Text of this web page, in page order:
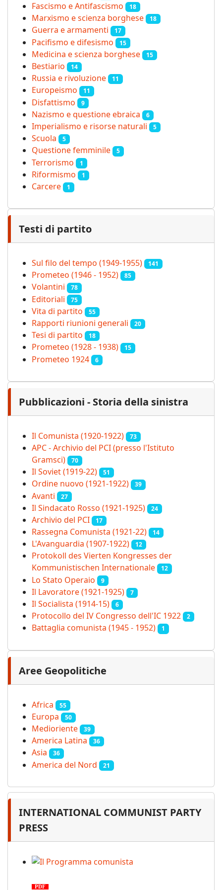
Fascismo e Antifascismo 18
Marxismo e scienza borghese 18
Guerra e armamenti 17
Pacifismo e difesismo 15
Medicina e scienza borghese 15
Bestiario 14
Russia e rivoluzione 11
Europeismo 11
Disfattismo 9
Nazismo e questione ebraica 6
Imperialismo e risorse naturali 5
Scuola 5
Questione femminile 5
Terrorismo 1
Riformismo 1
Carcere 1
Testi di partito
Sul filo del tempo (1949-1955) 141
Prometeo (1946 - 1952) 85
Volantini 78
Editoriali 75
Vita di partito 55
Rapporti riunioni generali 20
Tesi di partito 18
Prometeo (1928 - 1938) 15
Prometeo 1924 6
Pubblicazioni - Storia della sinistra
Il Comunista (1920-1922) 73
APC - Archivio del PCI (presso l'Istituto
Gramsci)
70
Il Soviet (1919‑22) 51
Ordine nuovo (1921-1922) 39
Avanti 27
Il Sindacato Rosso (1921-1925) 24
Archivio del PCI 17
Rassegna Comunista (1921‑22) 14
L'Avanguardia (1907-1922) 12
Protokoll des Vierten Kongresses der
Kommunistischen Internationale
12
Lo Stato Operaio 9
Il Lavoratore (1921-1925) 7
Il Socialista (1914‑15) 6
Protocollo del IV Congresso dell'IC 1922 2
Battaglia comunista (1945 - 1952) 1
Aree Geopolitiche
Africa 55
Europa 50
Medioriente 39
America Latina 36
Asia 36
America del Nord 21
INTERNATIONAL COMMUNIST PARTY
PRESS
PDF